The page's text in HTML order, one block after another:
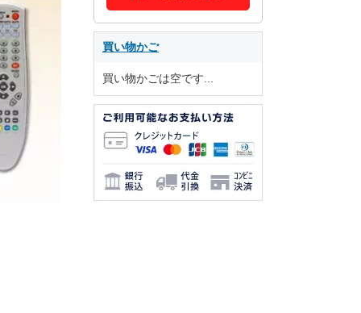
買い物かご
買い物かごは空です...